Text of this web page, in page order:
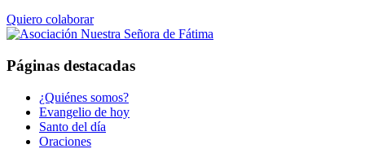
Quiero colaborar
Páginas destacadas
¿Quiénes somos?
Evangelio de hoy
Santo del día
Oraciones